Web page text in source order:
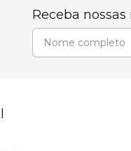
Receba